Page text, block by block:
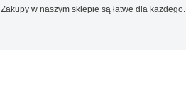
Zakupy w naszym sklepie są łatwe dla każdego.